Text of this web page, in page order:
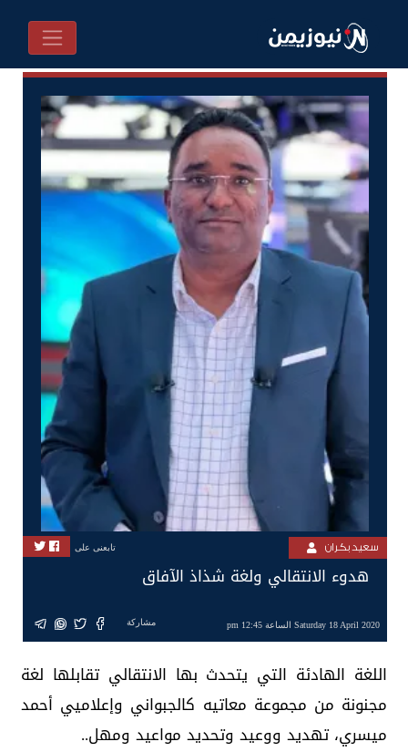
سعيد بكران تابعنى على
هدوء الانتقالي ولغة شذاذ الآفاق
Saturday 18 April 2020 الساعة 12:45 pm مشاركة
اللغة الهادئة التي يتحدث بها الانتقالي تقابلها لغة
مجنونة من مجموعة معاتيه كالجبواني وإعلاميي أحمد
ميسري، تهديد ووعيد وتحديد مواعيد ومهل..